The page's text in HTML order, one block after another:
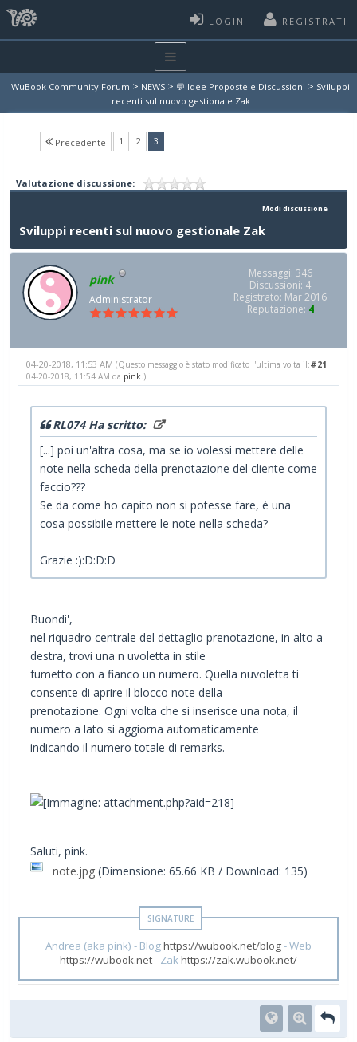
LOGIN REGISTRATI
WuBook Community Forum > NEWS > 💬 Idee Proposte e Discussioni > Sviluppi
recenti sul nuovo gestionale Zak
Precedente 1 2 3(current)
Valutazione discussione:
Modi discussione
Sviluppi recenti sul nuovo gestionale Zak
pink
Administrator
Messaggi: 346
Discussioni: 4
Registrato: Mar 2016
Reputazione: 4
#21
04-20-2018, 11:53 AM (Questo messaggio è stato modificato l'ultima volta il:
04-20-2018, 11:54 AM da pink .)
RL074 Ha scritto:
[...] poi un'altra cosa, ma se io volessi mettere delle
note nella scheda della prenotazione del cliente come
faccio???
Se da come ho capito non si potesse fare, è una
cosa possibile mettere le note nella scheda?
Grazie :):D:D:D
Buondi',
nel riquadro centrale del dettaglio prenotazione, in alto a
destra, trovi una n uvoletta in stile
fumetto con a fianco un numero. Quella nuvoletta ti
consente di aprire il blocco note della
prenotazione. Ogni volta che si inserisce una nota, il
numero a lato si aggiorna automaticamente
indicando il numero totale di remarks.
Saluti, pink.
note.jpg (Dimensione: 65.66 KB / Download: 135)
Andrea (aka pink) - Bloghttps://wubook.net/blog- Web
https://wubook.net- Zakhttps://zak.wubook.net/